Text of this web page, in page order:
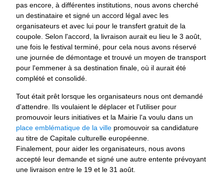
pas encore, à différentes institutions, nous avons cherché
un destinataire et signé un accord légal avec les
organisateurs et avec lui pour le transfert gratuit de la
coupole. Selon l'accord, la livraison aurait eu lieu le 3 août,
une fois le festival terminé, pour cela nous avons réservé
une journée de démontage et trouvé un moyen de transport
pour l'emmener à sa destination finale, où il aurait été
complété et consolidé.
Tout était prêt lorsque les organisateurs nous ont demandé
d'attendre. Ils voulaient le déplacer et l'utiliser pour
promouvoir leurs initiatives et la Mairie l'a voulu dans un
place emblématique de la ville promouvoir sa candidature
au titre de Capitale culturelle européenne.
Finalement, pour aider les organisateurs, nous avons
accepté leur demande et signé une autre entente prévoyant
une livraison entre le 19 et le 31 août.